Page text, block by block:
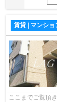
賃貸 | マンショ
ここまでご覧頂